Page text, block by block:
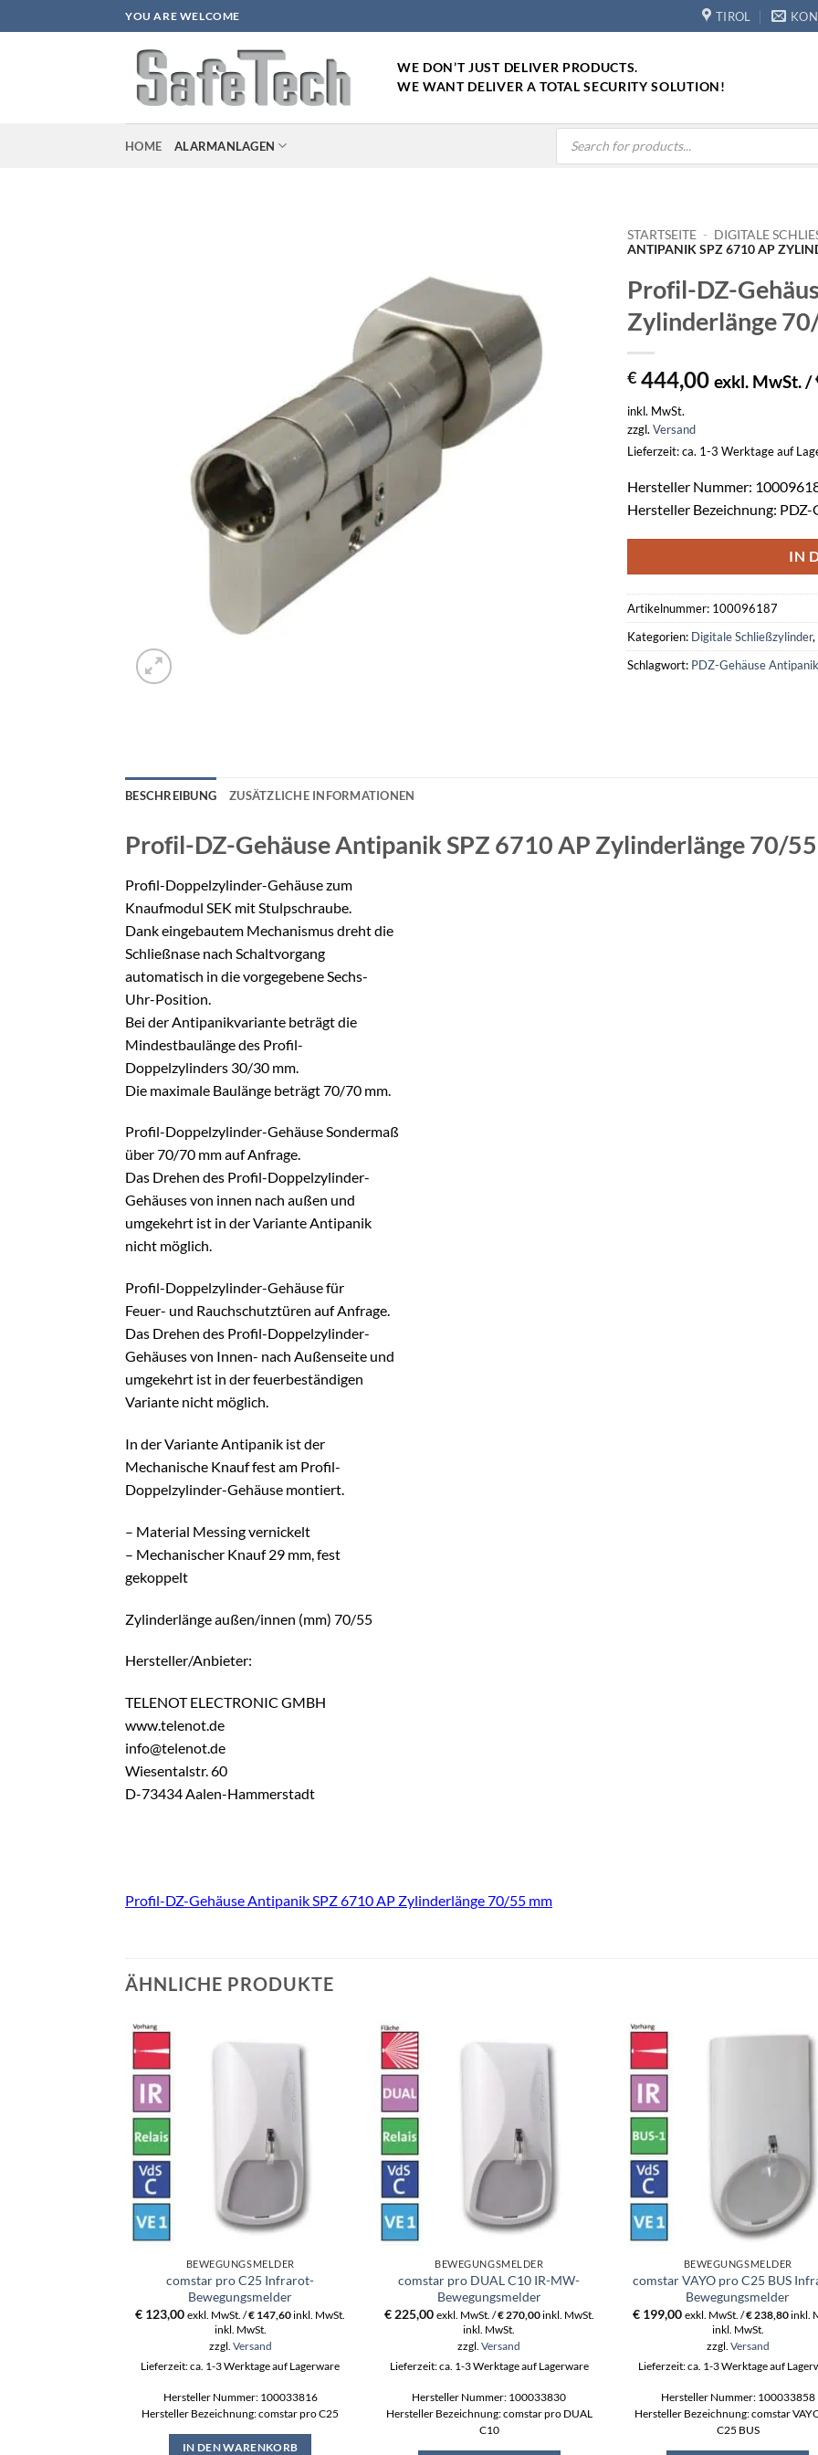
Inhalt
YOU ARE WELCOME TIROL
WE DON’T JUST DELIVER PRODUCTS.
WE WANT DELIVER A TOTAL SECURITY SOLUTION!
HOME ALARMANLAGEN
Products
search
STARTSEITE - DIGITALE
ANTIPANIK SPZ 6710 AP
Profil-DZ-
Zylinderlänge
€ 444,00 exkl. MwSt. /
inkl. MwSt.
zzgl. Versand
Lieferzeit: ca. 1-3 Werktage auf
Hersteller Nummer:
Hersteller Bezeichnung:
IN
Artikelnummer: 100096187
Kategorien: Digitale Schließzylinder,
Schlagwort: PDZ-Gehäuse
BESCHREIBUNG ZUSÄTZLICHE INFORMATIONEN
Profil-DZ-Gehäuse Antipanik SPZ 6710 AP Zylinderlänge 70/
Profil-Doppelzylinder-Gehäuse zum
Knaufmodul SEK mit Stulpschraube.
Dank eingebautem Mechanismus dreht die
Schließnase nach Schaltvorgang
automatisch in die vorgegebene Sechs-
Uhr-Position.
Bei der Antipanikvariante beträgt die
Mindestbaulänge des Profil-
Doppelzylinders 30/30 mm.
Die maximale Baulänge beträgt 70/70 mm.
Profil-Doppelzylinder-Gehäuse Sondermaß
über 70/70 mm auf Anfrage.
Das Drehen des Profil-Doppelzylinder-
Gehäuses von innen nach außen und
umgekehrt ist in der Variante Antipanik
nicht möglich.
Profil-Doppelzylinder-Gehäuse für
Feuer- und Rauchschutztüren auf Anfrage.
Das Drehen des Profil-Doppelzylinder-
Gehäuses von Innen- nach Außenseite und
umgekehrt ist in der feuerbeständigen
Variante nicht möglich.
In der Variante Antipanik ist der
Mechanische Knauf fest am Profil-
Doppelzylinder-Gehäuse montiert.
– Material Messing vernickelt
– Mechanischer Knauf 29 mm, fest
gekoppelt
Zylinderlänge außen/innen (mm) 70/55
Hersteller/Anbieter:
TELENOT ELECTRONIC GMBH
www.telenot.de
info@telenot.de
Wiesentalstr. 60
D-73434 Aalen-Hammerstadt
Profil-DZ-Gehäuse Antipanik SPZ 6710 AP Zylinderlänge 70/55 mm
ÄHNLICHE PRODUKTE
BEWEGUNGSMELDER
comstar pro C25 Infrarot-
Bewegungsmelder
€ 123,00 exkl. MwSt. /€ 147,60inkl. MwSt.
inkl. MwSt.
zzgl. Versand
Lieferzeit: ca. 1-3 Werktage auf Lagerware
Hersteller Nummer: 100033816
Hersteller Bezeichnung: comstar pro C25
IN DEN WARENKORB
BEWEGUNGSMELDER
comstar pro DUAL C10 IR-MW-
Bewegungsmelder
€225,00 exkl. MwSt. /€270,00inkl. MwSt.
inkl. MwSt.
zzgl.Versand
Lieferzeit: ca. 1-3 Werktage auf Lagerware
Hersteller Nummer: 100033830
Hersteller Bezeichnung: comstar pro DUAL
C10
BEWEGUNGSMELDER
comstar VAYO pro C25 BUS
Bewegungsmelder
€ 199,00 exkl. MwSt. /€ 238,80inkl.
inkl. MwSt.
zzgl. Versand
Lieferzeit: ca. 1-3 Werktage auf
Hersteller Nummer: 100033858
Hersteller Bezeichnung: comstar
C25 BUS